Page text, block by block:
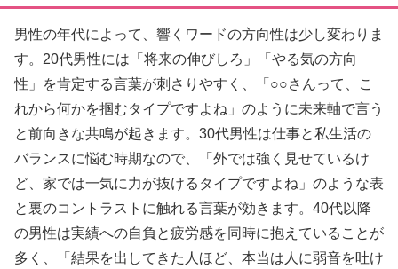
男性の年代によって、響くワードの方向性は少し変わりま
す。20代男性には「将来の伸びしろ」「やる気の方向
性」を肯定する言葉が刺さりやすく、「○○さんって、こ
れから何かを掴むタイプですよね」のように未来軸で言う
と前向きな共鳴が起きます。30代男性は仕事と私生活の
バランスに悩む時期なので、「外では強く見せているけ
ど、家では一気に力が抜けるタイプですよね」のような表
と裏のコントラストに触れる言葉が効きます。40代以降
の男性は実績への自負と疲労感を同時に抱えていることが
多く、「結果を出してきた人ほど、本当は人に弱音を吐け